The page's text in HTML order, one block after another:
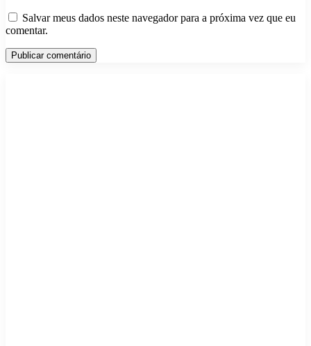
Salvar meus dados neste navegador para a próxima vez que eu
comentar.